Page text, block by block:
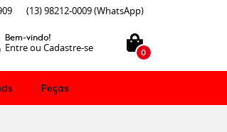
(13)98212-0009(WhatsApp)
Bem-vindo!
Entreou Cadastre-se 0
Peças